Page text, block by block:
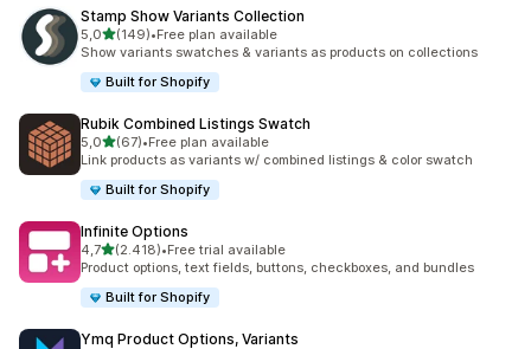
Stamp Show Variants Collection
5,05 yıldız üzerinden
(149)
toplam 149 değerlendirme
•Free plan available
Show variants swatches & variants as products on collections
Built for Shopify
Rubik Combined Listings Swatch
5,05 yıldız üzerinden
(67)
toplam 67 değerlendirme
•Free plan available
Link products as variants w/ combined listings & color swatch
Built for Shopify
Infinite Options
4,75 yıldız üzerinden
(2.418)
toplam 2418 değerlendirme
•Free trial available
Product options, text fields, buttons, checkboxes, and bundles
Built for Shopify
Ymq Product Options, Variants